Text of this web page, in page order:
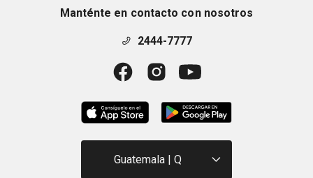
Manténte en contacto con nosotros
2444-7777
Guatemala | Q